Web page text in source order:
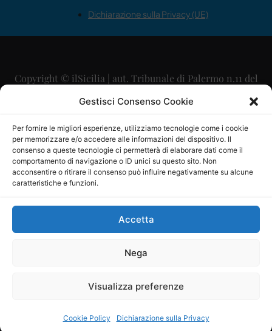
Gestisci Consenso Cookie
Per fornire le migliori esperienze, utilizziamo tecnologie come i cookie
per memorizzare e/o accedere alle informazioni del dispositivo. Il
consenso a queste tecnologie ci permetterà di elaborare dati come il
comportamento di navigazione o ID unici su questo sito. Non
acconsentire o ritirare il consenso può influire negativamente su alcune
caratteristiche e funzioni.
Accetta
Nega
Visualizza preferenze
Cookie Policy Dichiarazione sulla Privacy
Dichiarazione sulla Privacy (UE)
Copyright © ilSicilia | aut. Tribunale di Palermo n.11 del
29/09/2015
Direttore Editoriale: Maurizio Scaglione
Direttore Responsabile: Maria Calabrese
P.IVA: 06334930820
Mercurio Comunicazione Società Cooperativa a r.l. è
iscritta al Registro degli Operatori di Comunicazione al
Sito gestito daLa Digitale srl–info@ladigitale.it